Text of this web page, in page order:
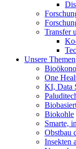
Transfer
Unsere Themen
One
KI, Data
Biokohle
Smarte,
Obstbau
Insekten